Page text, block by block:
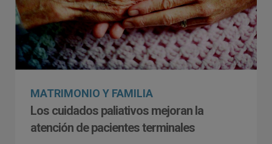
MATRIMONIO Y FAMILIA
Los cuidados paliativos mejoran la
atención de pacientes terminales